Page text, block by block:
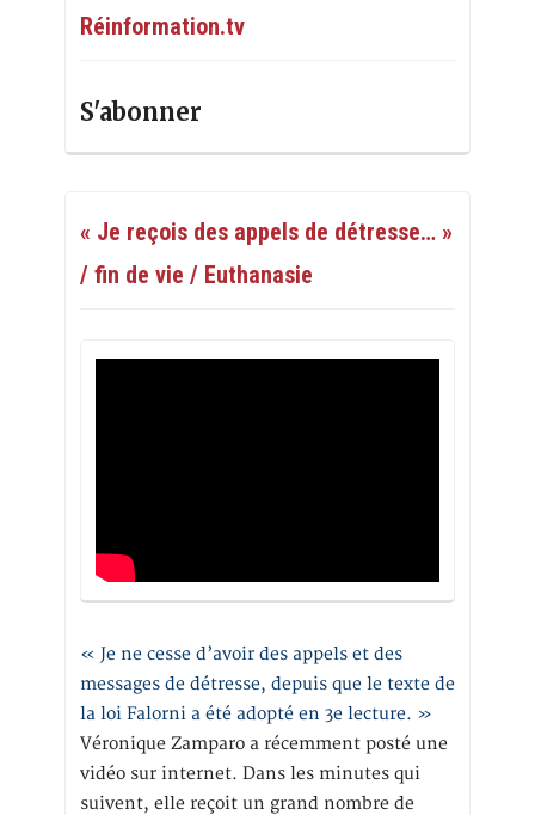
Réinformation.tv
S'abonner
« Je reçois des appels de détresse… »
/ fin de vie / Euthanasie
« Je ne cesse d’avoir des appels et des
messages de détresse, depuis que le texte de
la loi Falorni a été adopté en 3e lecture. »
Véronique Zamparo a récemment posté une
vidéo sur internet. Dans les minutes qui
suivent, elle reçoit un grand nombre de